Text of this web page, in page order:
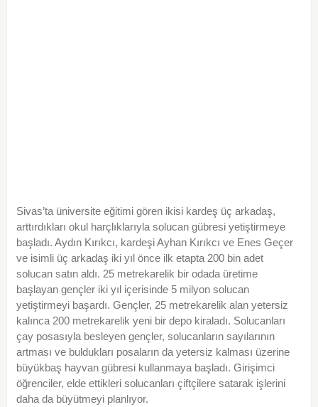
Sivas’ta üniversite eğitimi gören ikisi kardeş üç arkadaş,
arttırdıkları okul harçlıklarıyla solucan gübresi yetiştirmeye
başladı. Aydın Kırıkcı, kardeşi Ayhan Kırıkcı ve Enes Geçer
ve isimli üç arkadaş iki yıl önce ilk etapta 200 bin adet
solucan satın aldı. 25 metrekarelik bir odada üretime
başlayan gençler iki yıl içerisinde 5 milyon solucan
yetiştirmeyi başardı. Gençler, 25 metrekarelik alan yetersiz
kalınca 200 metrekarelik yeni bir depo kiraladı. Solucanları
çay posasıyla besleyen gençler, solucanların sayılarının
artması ve buldukları posaların da yetersiz kalması üzerine
büyükbaş hayvan gübresi kullanmaya başladı. Girişimci
öğrenciler, elde ettikleri solucanları çiftçilere satarak işlerini
daha da büyütmeyi planlıyor.